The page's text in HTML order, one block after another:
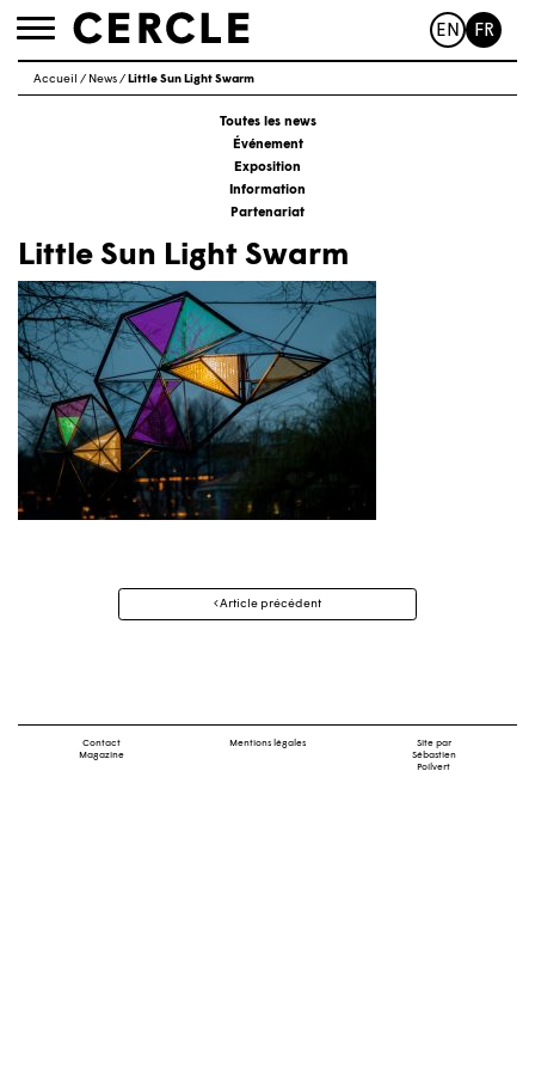
Toggle
EN FR
Accueil / News/ Little Sun Light Swarm
Toutes les news
Événement
Exposition
Information
Partenariat
Little Sun Light Swarm
Navigation
Article précédent
Contact
Magazine
Mentions légales
Site par
Sébastien
Poilvert